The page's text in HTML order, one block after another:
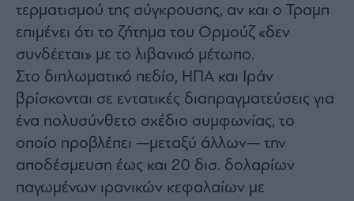
submitting
your
you
to
Terms
and
Privacy
Notice.
You
can
out
at
time.
site
τερματισμού της σύγκρουσης, αν και ο Τραμπ
επιμένει ότι το ζήτημα του Ορμούζ «δεν
συνδέεται» με το λιβανικό μέτωπο.
Στο διπλωματικό πεδίο, ΗΠΑ και Ιράν
βρίσκονται σε εντατικές διαπραγματεύσεις για
ένα πολυσύνθετο σχέδιο συμφωνίας, το
οποίο προβλέπει —μεταξύ άλλων— την
αποδέσμευση έως και 20 δισ. δολαρίων
παγωμένων ιρανικών κεφαλαίων με